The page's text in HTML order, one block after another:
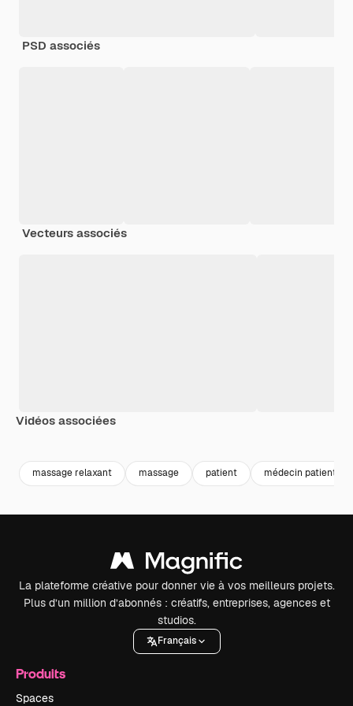
PSD associés
Vecteurs associés
Vidéos associées
massage relaxant massage patient médecin patient
La plateforme créative pour donner vie à vos meilleurs projets.
Plus d’un million d’abonnés : créatifs, entreprises, agences et
studios.
Français
Produits
Spaces